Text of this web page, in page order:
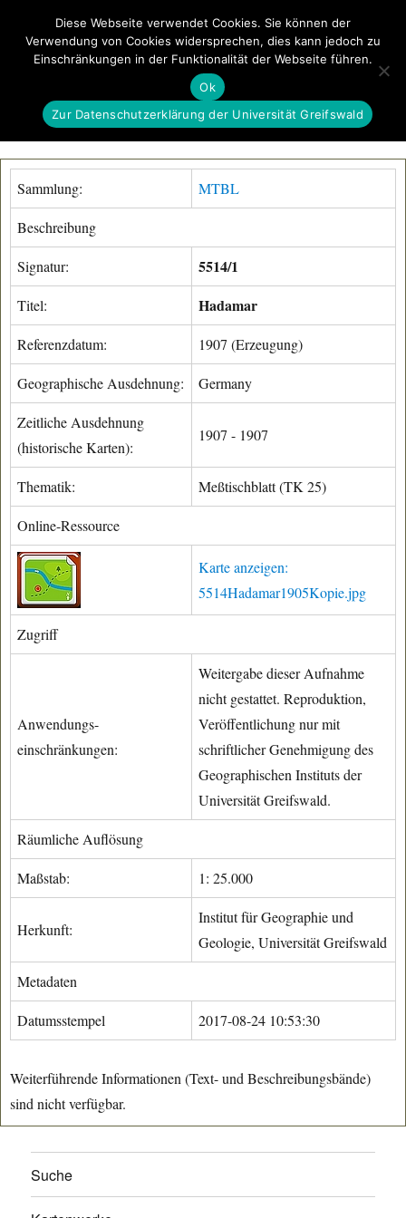
GeoGREIF MENÜ
Sammlung: MTBL
Beschreibung
Signatur: 5514/1
Titel: Hadamar
Referenzdatum: 1907 (Erzeugung)
Geographische Ausdehnung: Germany
Zeitliche Ausdehnung
(historische Karten):
1907 - 1907
Thematik: Meßtischblatt (TK 25)
Online-Ressource
Karte anzeigen:
5514Hadamar1905Kopie.jpg
Zugriff
Anwendungs-
einschränkungen:
Weitergabe dieser Aufnahme
nicht gestattet. Reproduktion,
Veröffentlichung nur mit
schriftlicher Genehmigung des
Geographischen Instituts der
Universität Greifswald.
Räumliche Auflösung
Maßstab: 1: 25.000
Herkunft:
Institut für Geographie und
Geologie, Universität Greifswald
Metadaten
Datumsstempel 2017-08-24 10:53:30
Weiterführende Informationen (Text- und Beschreibungsbände)
sind nicht verfügbar.
Suche
Diese Webseite verwendet Cookies. Sie können der
Verwendung von Cookies widersprechen, dies kann jedoch zu
Einschränkungen in der Funktionalität der Webseite führen.
Ok
Zur Datenschutzerklärung der Universität Greifswald